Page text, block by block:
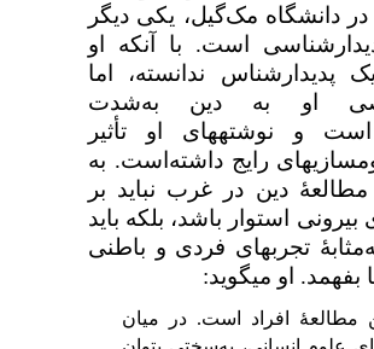
دانشگاه مک‌گیل، یکی دیگر
است. با آنکه او
پدیدارشناس ندانسته، اما
او به دین به‌شدت
است و نوشته­های او تأثیر
رایج داشته‌است. به
دین در غرب نباید بر
استوار باشد، بلکه باید
تجربه­ای فردی و باطنی
بفهمد. او می­گوید:
مطالعهٔ افراد است. در میان